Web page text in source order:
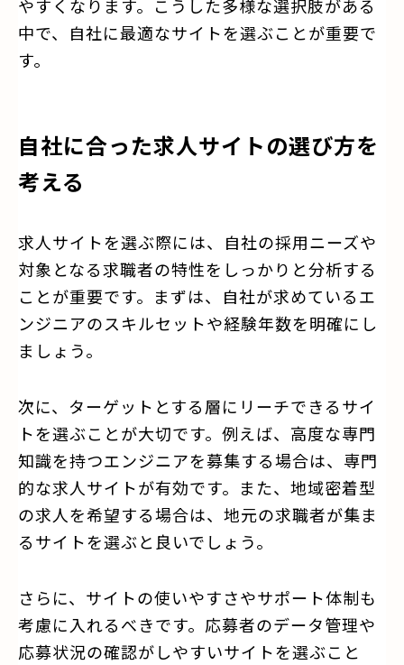
やすくなります。こうした多様な選択肢がある
中で、自社に最適なサイトを選ぶことが重要で
す。
自社に合った求人サイトの選び方を
考える
求人サイトを選ぶ際には、自社の採用ニーズや
対象となる求職者の特性をしっかりと分析する
ことが重要です。まずは、自社が求めているエ
ンジニアのスキルセットや経験年数を明確にし
ましょう。
次に、ターゲットとする層にリーチできるサイ
トを選ぶことが大切です。例えば、高度な専門
知識を持つエンジニアを募集する場合は、専門
的な求人サイトが有効です。また、地域密着型
の求人を希望する場合は、地元の求職者が集ま
るサイトを選ぶと良いでしょう。
さらに、サイトの使いやすさやサポート体制も
考慮に入れるべきです。応募者のデータ管理や
応募状況の確認がしやすいサイトを選ぶこと